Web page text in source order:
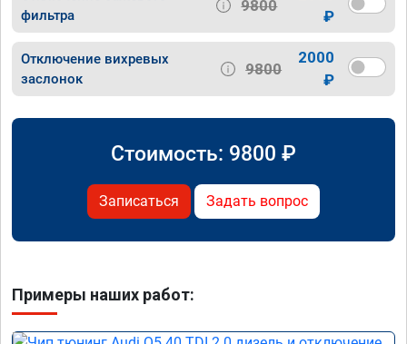
фильтра
9800
₽
Отключение вихревых
заслонок
9800
2000
₽
Стоимость: 9800 ₽
Записаться Задать вопрос
Примеры наших работ: